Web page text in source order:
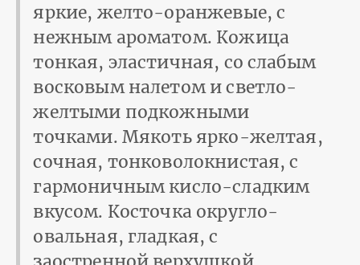
яркие, желто-оранжевые, с
нежным ароматом. Кожица
тонкая, эластичная, со слабым
восковым налетом и светло-
желтыми подкожными
точками. Мякоть ярко-желтая,
сочная, тонковолокнистая, с
гармоничным кисло-сладким
вкусом. Косточка округло-
овальная, гладкая, с